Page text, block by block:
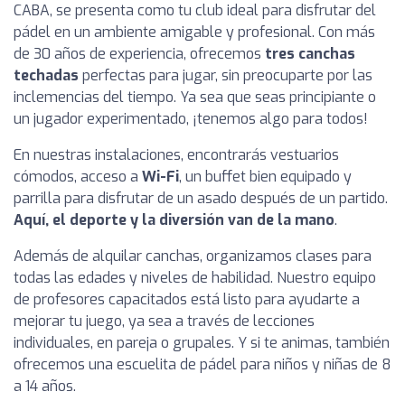
CABA, se presenta como tu club ideal para disfrutar del
pádel en un ambiente amigable y profesional. Con más
de 30 años de experiencia, ofrecemos tres canchas
techadas perfectas para jugar, sin preocuparte por las
inclemencias del tiempo. Ya sea que seas principiante o
un jugador experimentado, ¡tenemos algo para todos!
En nuestras instalaciones, encontrarás vestuarios
cómodos, acceso a Wi-Fi, un buffet bien equipado y
parrilla para disfrutar de un asado después de un partido.
Aquí, el deporte y la diversión van de la mano.
Además de alquilar canchas, organizamos clases para
todas las edades y niveles de habilidad. Nuestro equipo
de profesores capacitados está listo para ayudarte a
mejorar tu juego, ya sea a través de lecciones
individuales, en pareja o grupales. Y si te animas, también
ofrecemos una escuelita de pádel para niños y niñas de 8
a 14 años.